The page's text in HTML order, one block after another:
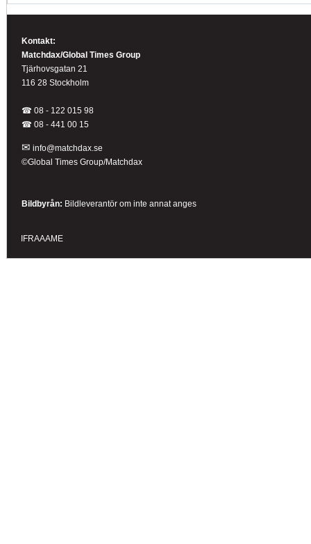
Kontakt:
Matchdax/Global Times Group
Tjärhovsgatan 21
116 28 Stockholm
☎ 08 - 122 015 98
☎ 08 - 441 00 15
✉ info@matchdax.se
©Global Times Group/Matchdax
Bildbyrån: Bildleverantör om inte annat anges
IFRAAAME